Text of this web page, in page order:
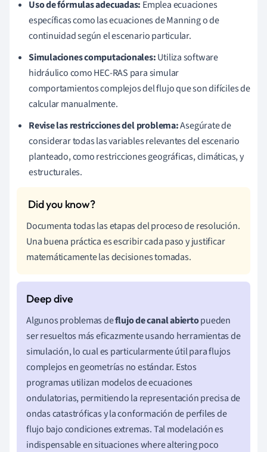
Uso de fórmulas adecuadas: Emplea ecuaciones
específicas como las ecuaciones de Manning o de
continuidad según el escenario particular.
Simulaciones computacionales:Utiliza software
hidráulico como HEC-RAS para simular
comportamientos complejos del flujo que son difíciles de
calcular manualmente.
Revise las restricciones del problema:Asegúrate de
considerar todas las variables relevantes del escenario
planteado, como restricciones geográficas, climáticas, y
estructurales.
Documenta todas las etapas del proceso de resolución.
Una buena práctica es escribir cada paso y justificar
matemáticamente las decisiones tomadas.
Algunos problemas deflujo de canal abiertopueden
ser resueltos más eficazmente usando herramientas de
simulación, lo cual es particularmente útil para flujos
complejos en geometrías no estándar. Estos
programas utilizan modelos de ecuaciones
ondulatorias, permitiendo la representación precisa de
ondas catastróficas y la conformación de perfiles de
flujo bajo condiciones extremas. Tal modelación es
indispensable en situaciones where altering poco